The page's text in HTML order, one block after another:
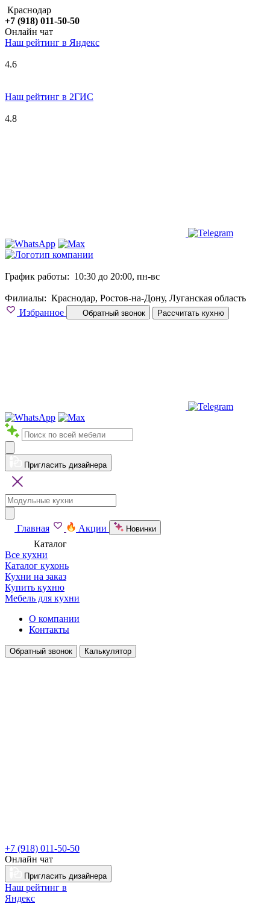
Краснодар
+7 (918) 011-50-50
Онлайн чат
Наш рейтинг в Яндекс
4.6
Наш рейтинг в 2ГИС
4.8
График работы: 10:30 до 20:00, пн-вс
Филиалы: Краснодар, Ростов-на-Дону, Луганская область
Избранное
Обратный звонок Рассчитать кухню
Пригласить дизайнера
Главная Акции Новинки
Каталог
Все кухни
Каталог кухонь
Кухни на заказ
Купить кухню
Мебель для кухни
О компании
Контакты
Обратный звонок Калькулятор
+7 (918) 011-50-50
Онлайн чат
Пригласить дизайнера
Наш рейтинг в
Яндекс